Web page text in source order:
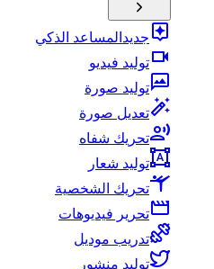
جديد المساعد الذكي
توليد فيديو
توليد صورة
تعديل صورة
تحريك شفاه
توليد شعار
تحريك الشخصية
تحرير فيديوهات
تدريب موديل
توليد منشور